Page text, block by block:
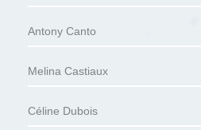
Antony Canto
Melina Castiaux
Céline Dubois